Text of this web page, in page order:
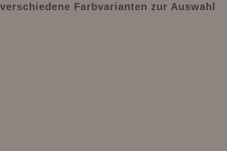
verschiedene Farbvarianten zur Auswahl